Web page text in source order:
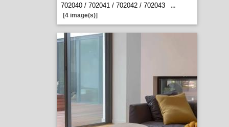
702040 / 702041 / 702042 / 702043
...
[4 image(s)]